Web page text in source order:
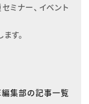
ミナー、イベント
す。
集部の記事一覧